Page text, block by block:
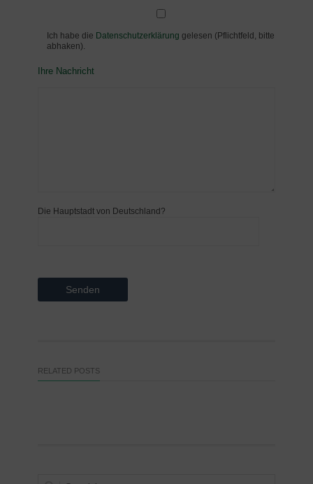
Ich habe die Datenschutzerklärung gelesen (Pflichtfeld, bitte
abhaken).
Ihre Nachricht
Die Hauptstadt von Deutschland?
RELATED POSTS